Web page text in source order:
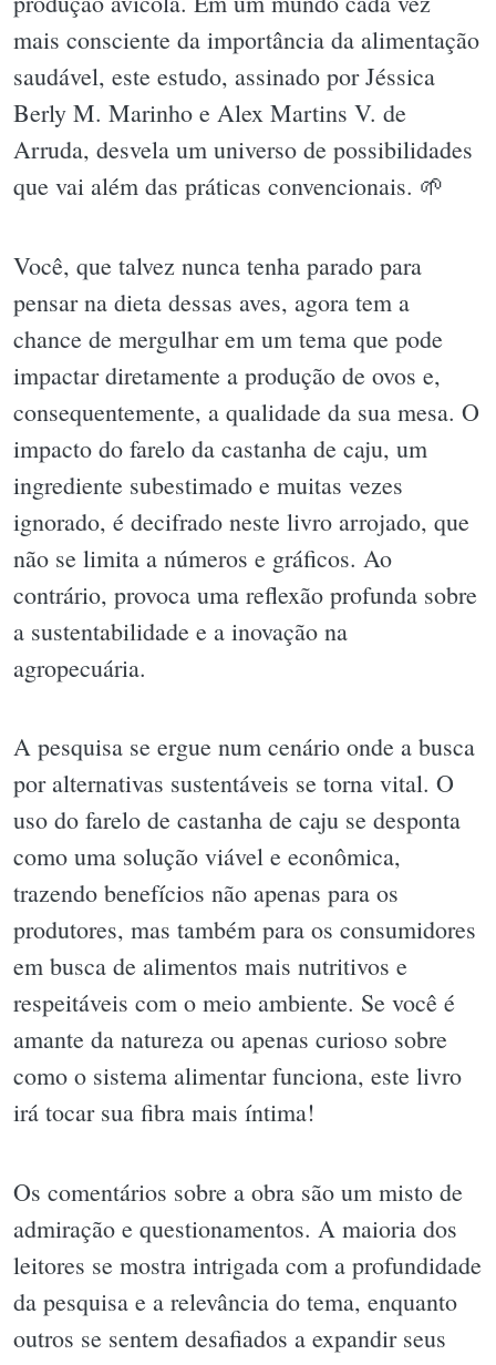
mais consciente da importância da alimentação
saudável, este estudo, assinado por Jéssica
Berly M. Marinho e Alex Martins V. de
Arruda, desvela um universo de possibilidades
que vai além das práticas convencionais. 🌱
Você, que talvez nunca tenha parado para
pensar na dieta dessas aves, agora tem a
chance de mergulhar em um tema que pode
impactar diretamente a produção de ovos e,
consequentemente, a qualidade da sua mesa. O
impacto do farelo da castanha de caju, um
ingrediente subestimado e muitas vezes
ignorado, é decifrado neste livro arrojado, que
não se limita a números e gráficos. Ao
contrário, provoca uma reflexão profunda sobre
a sustentabilidade e a inovação na
agropecuária.
A pesquisa se ergue num cenário onde a busca
por alternativas sustentáveis se torna vital. O
uso do farelo de castanha de caju se desponta
como uma solução viável e econômica,
trazendo benefícios não apenas para os
produtores, mas também para os consumidores
em busca de alimentos mais nutritivos e
respeitáveis com o meio ambiente. Se você é
amante da natureza ou apenas curioso sobre
como o sistema alimentar funciona, este livro
irá tocar sua fibra mais íntima!
Os comentários sobre a obra são um misto de
admiração e questionamentos. A maioria dos
leitores se mostra intrigada com a profundidade
da pesquisa e a relevância do tema, enquanto
outros se sentem desafiados a expandir seus